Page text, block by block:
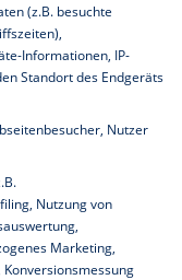
(z.B. besuchte
Informationen, IP-
Standort des Endgeräts
Nutzer
Nutzung von
Marketing,